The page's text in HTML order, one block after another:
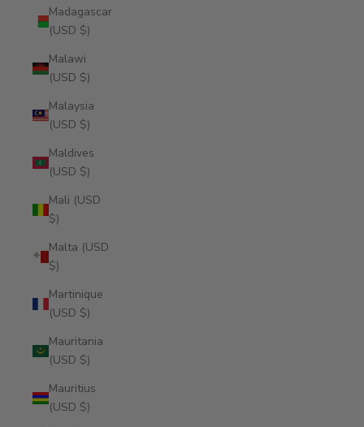
Madagascar
(USD $)
Malawi
(USD $)
Malaysia
(USD $)
Maldives
(USD $)
Mali (USD
$)
Malta (USD
$)
Martinique
(USD $)
Mauritania
(USD $)
Mauritius
(USD $)